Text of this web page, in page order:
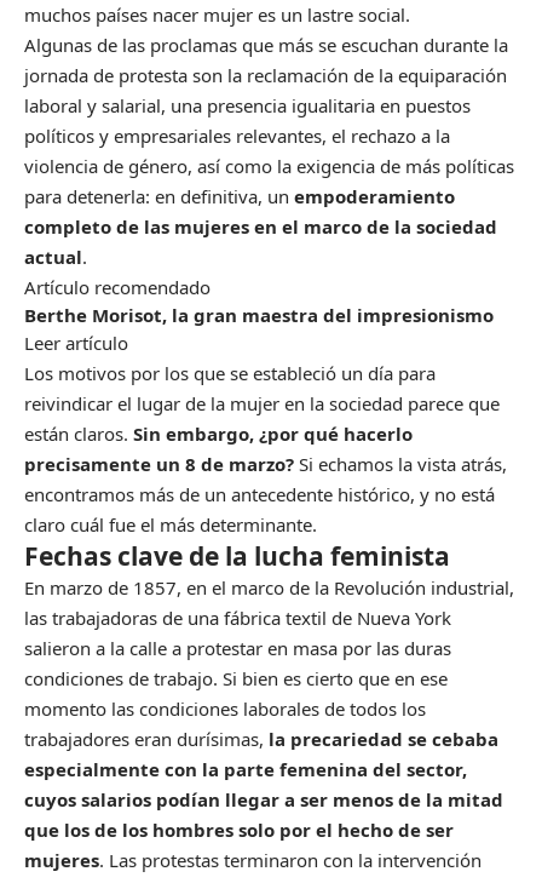
muchos países nacer mujer es un lastre social.
Algunas de las proclamas que más se escuchan durante la
jornada de protesta son la reclamación de la equiparación
laboral y salarial, una presencia igualitaria en puestos
políticos y empresariales relevantes, el rechazo a la
violencia de género, así como la exigencia de más políticas
para detenerla: en definitiva, un empoderamiento
completo de las mujeres en el marco de la sociedad
actual.
Artículo recomendado
Berthe Morisot, la gran maestra del impresionismo
Leer artículo
Los motivos por los que se estableció un día para
reivindicar el lugar de la mujer en la sociedad parece que
están claros. Sin embargo, ¿por qué hacerlo
precisamente un 8 de marzo? Si echamos la vista atrás,
encontramos más de un antecedente histórico, y no está
claro cuál fue el más determinante.
Fechas clave de la lucha feminista
En marzo de 1857, en el marco de la Revolución industrial,
las trabajadoras de una fábrica textil de Nueva York
salieron a la calle a protestar en masa por las duras
condiciones de trabajo. Si bien es cierto que en ese
momento las condiciones laborales de todos los
trabajadores eran durísimas, la precariedad se cebaba
especialmente con la parte femenina del sector,
cuyos salarios podían llegar a ser menos de la mitad
que los de los hombres solo por el hecho de ser
mujeres. Las protestas terminaron con la intervención